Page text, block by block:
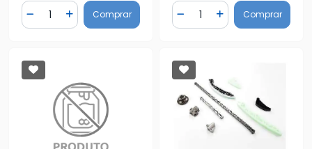
Diminuir Quantidade
Quantidade
Adicionar Quantidade
Comprar Diminuir Quantidade
Quantidade
AdicionarComprar